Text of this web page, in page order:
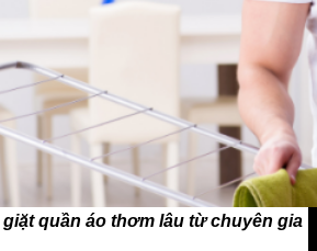
quần áo thơm lâu từ chuyên gia